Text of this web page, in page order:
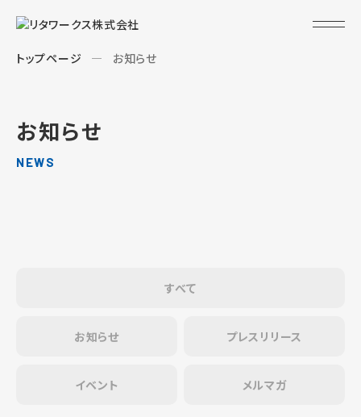
トップページ お知らせ
お知らせ
NEWS
すべて
お知らせ プレスリリース
イベント メルマガ